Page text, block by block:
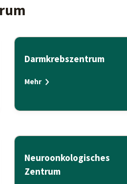
Darmkrebszentrum
Mehr
Neuroonkologisches
Zentrum